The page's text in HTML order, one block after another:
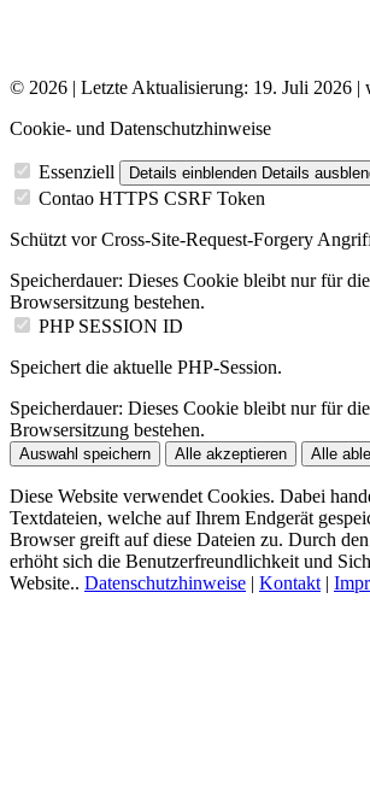
© 2026 | Letzte Aktualisierung: 19. Juli 2026 |
Cookie- und Datenschutzhinweise
Essenziell Details einblenden Details
Contao HTTPS CSRF Token
Schützt vor Cross-Site-Request-Forgery
Speicherdauer: Dieses Cookie bleibt nur für
Browsersitzung bestehen.
PHP SESSION ID
Speichert die aktuelle PHP-Session.
Speicherdauer: Dieses Cookie bleibt nur für
Browsersitzung bestehen.
Auswahl speichern Alle akzeptieren Alle
Diese Website verwendet Cookies. Dabei
Textdateien, welche auf Ihrem Endgerät
Browser greift auf diese Dateien zu. Durch
erhöht sich die Benutzerfreundlichkeit und
Website.. Datenschutzhinweise | Kontakt |